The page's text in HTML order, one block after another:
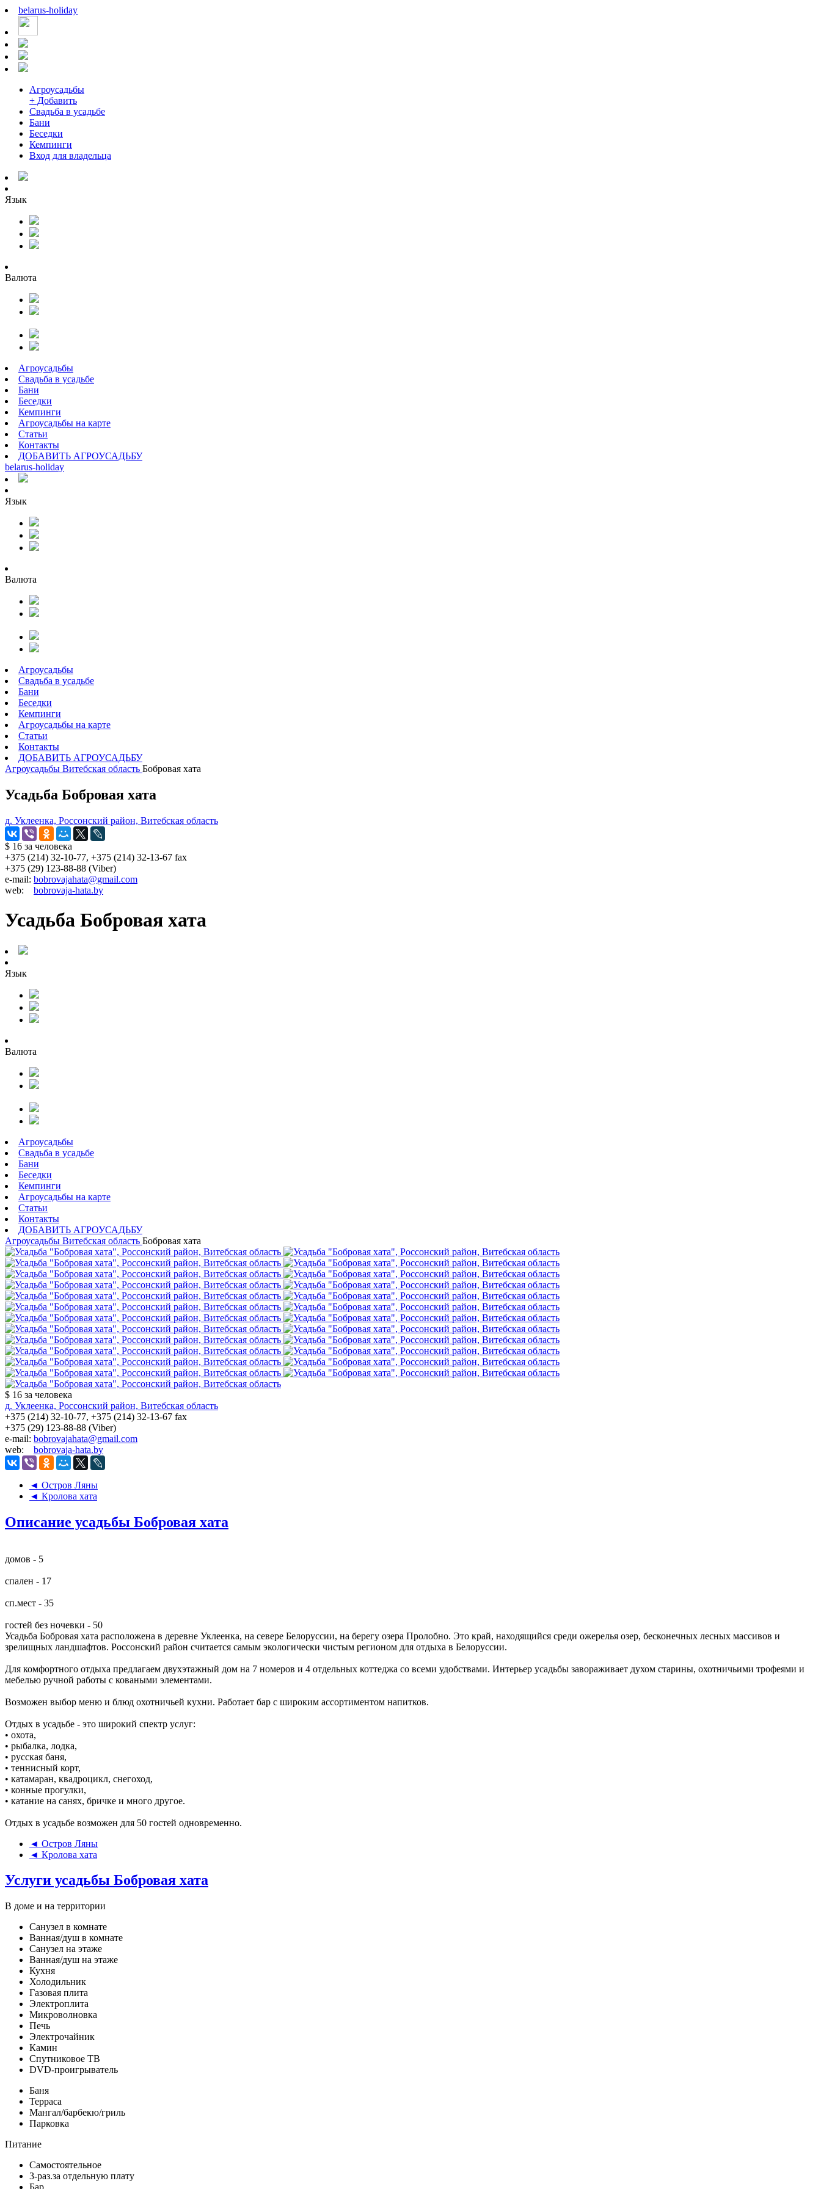
belarus-holiday
Агроусадьбы
+ Добавить
Свадьба в усадьбе
Бани
Беседки
Кемпинги
Вход для владельца
Язык
Валюта
Агроусадьбы
Свадьба в усадьбе
Бани
Беседки
Кемпинги
Агроусадьбы на карте
Статьи
Контакты
ДОБАВИТЬ АГРОУСАДЬБУ
belarus-holiday
Язык
Валюта
Агроусадьбы
Свадьба в усадьбе
Бани
Беседки
Кемпинги
Агроусадьбы на карте
Статьи
Контакты
ДОБАВИТЬ АГРОУСАДЬБУ
Агроусадьбы Витебская область Бобровая хата
Усадьба Бобровая хата
д. Уклеенка, Россонский район, Витебская область
$ 16 за человека
+375 (214) 32-10-77, +375 (214) 32-13-67 fax
+375 (29) 123-88-88 (Viber)
e-mail: bobrovajahata@gmail.com
web: bobrovaja-hata.by
Усадьба Бобровая хата
Язык
Валюта
Агроусадьбы
Свадьба в усадьбе
Бани
Беседки
Кемпинги
Агроусадьбы на карте
Статьи
Контакты
ДОБАВИТЬ АГРОУСАДЬБУ
Агроусадьбы Витебская область Бобровая хата
$ 16 за человека
д. Уклеенка, Россонский район, Витебская область
+375 (214) 32-10-77, +375 (214) 32-13-67 fax
+375 (29) 123-88-88 (Viber)
e-mail: bobrovajahata@gmail.com
web: bobrovaja-hata.by
◄ Остров Ляны
◄ Кролова хата
Описание усадьбы Бобровая хата
домов - 5
спален - 17
сп.мест - 35
гостей без ночевки - 50
Усадьба Бобровая хата расположена в деревне Уклеенка, на севере Белоруссии, на берегу озера Пролобно. Это край, находящийся среди ожерелья озер, бесконечных лесных массивов и
зрелищных ландшафтов. Россонский район считается самым экологически чистым регионом для отдыха в Белоруссии.
Для комфортного отдыха предлагаем двухэтажный дом на 7 номеров и 4 отдельных коттеджа со всеми удобствами. Интерьер усадьбы завораживает духом старины, охотничьими трофеями и
мебелью ручной работы с коваными элементами.
Возможен выбор меню и блюд охотничьей кухни. Работает бар с широким ассортиментом напитков.
Отдых в усадьбе - это широкий спектр услуг:
• охота,
• рыбалка, лодка,
• русская баня,
• теннисный корт,
• катамаран, квадроцикл, снегоход,
• конные прогулки,
• катание на санях, бричке и много другое.
Отдых в усадьбе возможен для 50 гостей одновременно.
◄ Остров Ляны
◄ Кролова хата
Услуги усадьбы Бобровая хата
В доме и на территории
Санузел в комнате
Ванная/душ в комнате
Санузел на этаже
Ванная/душ на этаже
Кухня
Холодильник
Газовая плита
Электроплита
Микроволновка
Печь
Электрочайник
Камин
Спутниковое ТВ
DVD-проигрыватель
Баня
Терраса
Мангал/барбекю/гриль
Парковка
Питание
Самостоятельное
3-раз.за отдельную плату